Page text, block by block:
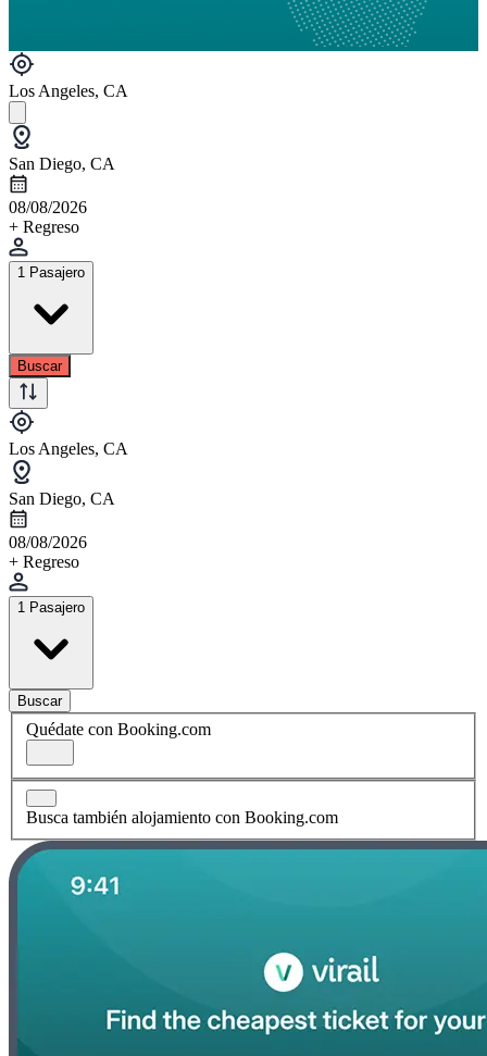
Los Angeles, CA
San Diego, CA
08/08/2026
+ Regreso
1 Pasajero
Buscar
Los Angeles, CA
San Diego, CA
08/08/2026
+ Regreso
1 Pasajero
Buscar
Quédate con Booking.com
Busca también alojamiento con Booking.com